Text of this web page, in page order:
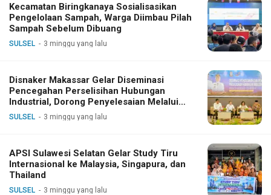
Kecamatan Biringkanaya Sosialisasikan
Pengelolaan Sampah, Warga Diimbau Pilah
Sampah Sebelum Dibuang
SULSEL 3 minggu yang lalu
Disnaker Makassar Gelar Diseminasi
Pencegahan Perselisihan Hubungan
Industrial, Dorong Penyelesaian Melalui
Dialog
SULSEL 3 minggu yang lalu
APSI Sulawesi Selatan Gelar Study Tiru
Internasional ke Malaysia, Singapura, dan
Thailand
SULSEL 3 minggu yang lalu